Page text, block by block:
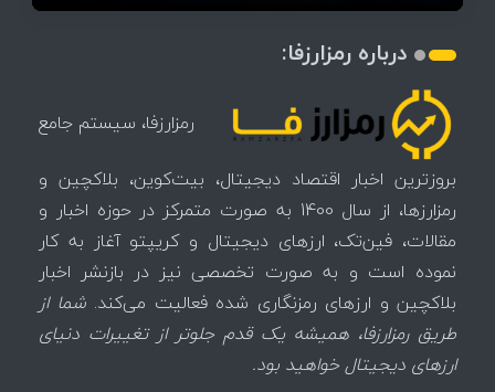
درباره رمزارزفا:
رمزارزفا، سیستم جامع
بروزترین اخبار اقتصاد دیجیتال، بیت‌کوین، بلاکچین و
رمزارزها، از سال 1400 به صورت متمرکز در حوزه اخبار و
مقالات، فین‌تک، ارزهای‌ دیجیتال و کریپتو آغاز به کار
نموده است و به صورت تخصصی نیز در بازنشر اخبار
بلاکچین و ارزهای رمزنگاری شده فعالیت می‌کند.شما از
طریق رمزارزفا، همیشه یک قدم جلوتر از تغییرات دنیای
ارزهای دیجیتال خواهید بود.